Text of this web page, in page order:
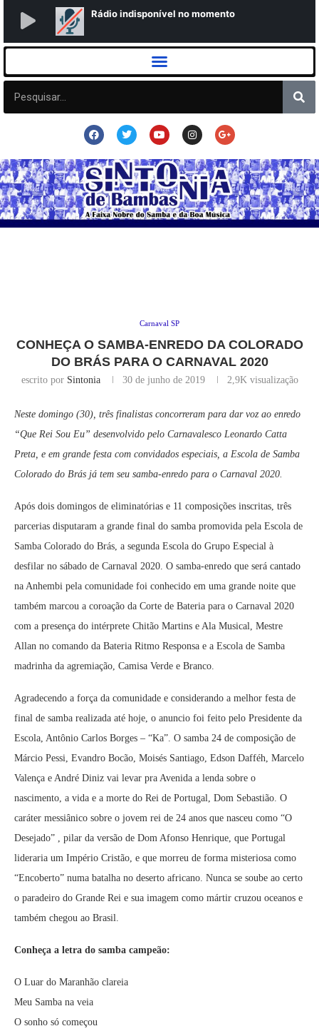
Carnaval SP
CONHEÇA O SAMBA-ENREDO DA COLORADO
DO BRÁS PARA O CARNAVAL 2020
escrito por Sintonia 30 de junho de 2019 2,9Kvisualização
Neste domingo (30), três finalistas concorreram para dar voz ao enredo
“Que Rei Sou Eu” desenvolvido pelo Carnavalesco Leonardo Catta
Preta, e em grande festa com convidados especiais, a Escola de Samba
Colorado do Brás já tem seu samba-enredo para o Carnaval 2020.
Após dois domingos de eliminatórias e 11 composições inscritas, três
parcerias disputaram a grande final do samba promovida pela Escola de
Samba Colorado do Brás, a segunda Escola do Grupo Especial à
desfilar no sábado de Carnaval 2020. O samba-enredo que será cantado
na Anhembi pela comunidade foi conhecido em uma grande noite que
também marcou a coroação da Corte de Bateria para o Carnaval 2020
com a presença do intérprete Chitão Martins e Ala Musical, Mestre
Allan no comando da Bateria Ritmo Responsa e a Escola de Samba
madrinha da agremiação, Camisa Verde e Branco.
Agradecendo a força da comunidade e considerando a melhor festa de
final de samba realizada até hoje, o anuncio foi feito pelo Presidente da
Escola, Antônio Carlos Borges – “Ka”. O samba 24 de composição de
Márcio Pessi, Evandro Bocão, Moisés Santiago, Edson Dafféh, Marcelo
Valença e André Diniz vai levar pra Avenida a lenda sobre o
nascimento, a vida e a morte do Rei de Portugal, Dom Sebastião. O
caráter messiânico sobre o jovem rei de 24 anos que nasceu como “O
Desejado” , pilar da versão de Dom Afonso Henrique, que Portugal
lideraria um Império Cristão, e que morreu de forma misteriosa como
“Encoberto” numa batalha no deserto africano. Nunca se soube ao certo
o paradeiro do Grande Rei e sua imagem como mártir cruzou oceanos e
também chegou ao Brasil.
Conheça a letra do samba campeão:
O Luar do Maranhão clareia
Meu Samba na veia
O sonho só começou